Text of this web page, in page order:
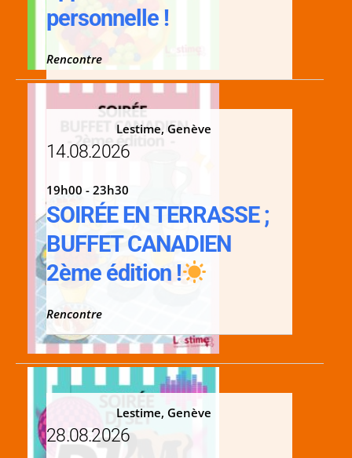
personnelle !
Rencontre
Lestime, Genève
14.08.2026
19h00 - 23h30
SOIRÉE EN TERRASSE ;
BUFFET CANADIEN
2ème édition !
Rencontre
Lestime, Genève
28.08.2026